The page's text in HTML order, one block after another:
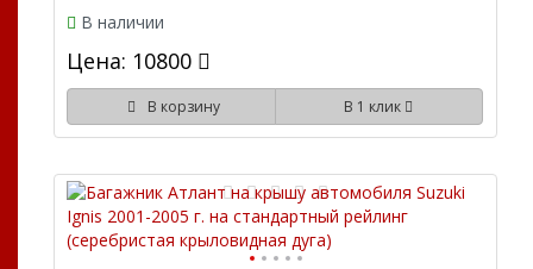
В наличии
Цена: 10800
В корзину В 1 клик